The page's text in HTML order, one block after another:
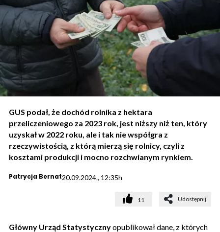
GUS podał, że dochód rolnika z hektara
przeliczeniowego za 2023 rok, jest niższy niż ten, który
uzyskał w 2022 roku, ale i tak nie współgra z
rzeczywistością, z którą mierzą się rolnicy, czyli z
kosztami produkcji i mocno rozchwianym rynkiem.
Patrycja Bernat20.09.2024., 12:35h
11 Udostępnij
Główny Urząd Statystycznyopublikował dane, z których